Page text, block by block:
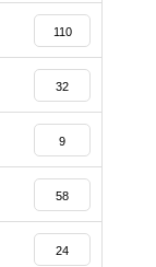
110
32
9
58
24